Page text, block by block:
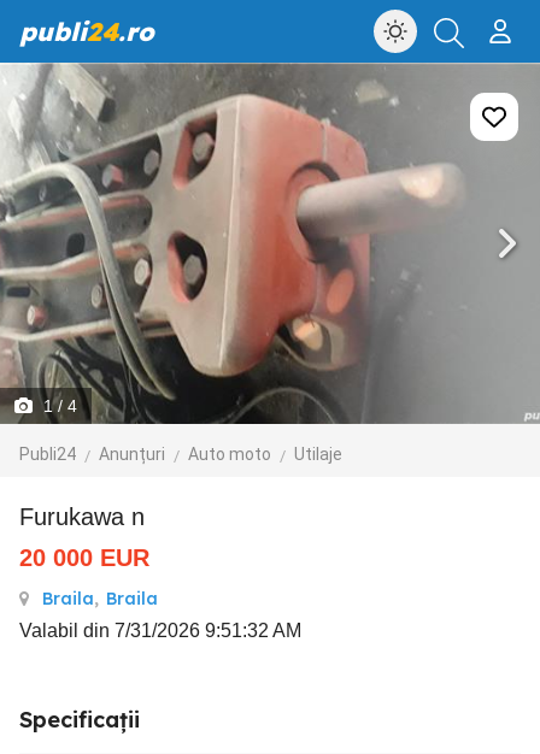
publi24.ro
1/ 4
Publi24 Anunțuri Auto moto Utilaje
Furukawa n
20 000 EUR
Braila, Braila
Valabil din 7/31/2026 9:51:32 AM
Specificații